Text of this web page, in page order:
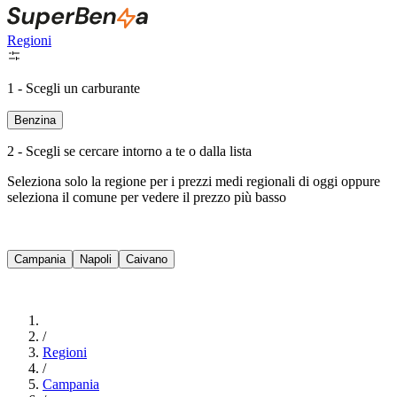
Regioni
1 - Scegli un carburante
Benzina
2 - Scegli se cercare intorno a te o dalla lista
Seleziona solo la regione per i prezzi medi regionali di oggi oppure
seleziona il comune per vedere il prezzo più basso
Campania Napoli Caivano
/
Regioni
/
Campania